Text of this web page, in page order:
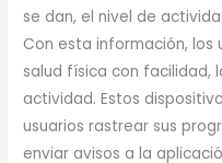
se dan, el nivel de
Con esta información, los
salud física con facilidad,
actividad. Estos
usuarios rastrear sus
enviar avisos a la